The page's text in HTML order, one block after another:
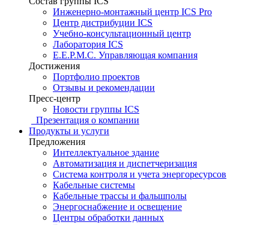
Инженерно-монтажный центр ICS Pro
Центр дистрибуции ICS
Учебно-консультационный центр
Лаборатория ICS
E.E.P.M.C. Управляющая компания
Достижения
Портфолио проектов
Отзывы и рекомендации
Пресс-центр
Новости группы ICS
Презентация о компании
Продукты и услуги
Предложения
Интеллектуальное здание
Автоматизация и диспетчеризация
Система контроля и учета энергоресурсов
Кабельные системы
Кабельные трассы и фальшполы
Энергоснабжение и освещение
Центры обработки данных